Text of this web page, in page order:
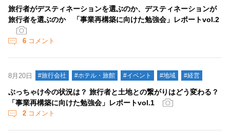
旅行者がデスティネーションを選ぶのか、デスティネーションが
旅行者を選ぶのか 「事業再構築に向けた勉強会」レポートvol.2
6 コメント
8月20日 #旅行会社 #ホテル・旅館 #イベント #地域 #経営
ぶっちゃけ今の状況は？ 旅行者と土地との繋がりはどう変わる？
「事業再構築に向けた勉強会」レポートvol.1
2 コメント